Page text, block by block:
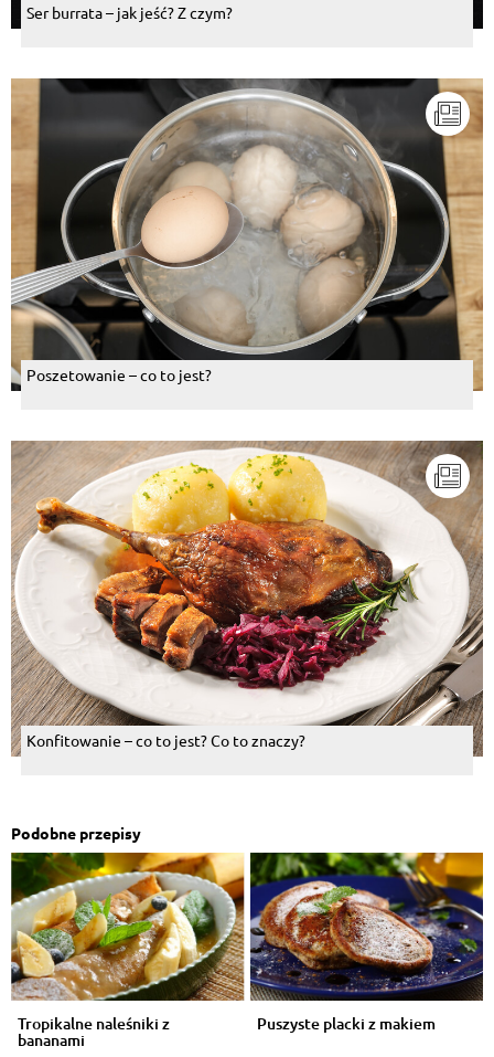
Ser burrata – jak jeść? Z czym?
Poszetowanie – co to jest?
Konfitowanie – co to jest? Co to znaczy?
Podobne przepisy
Tropikalne naleśniki z
bananami
Puszyste placki z makiem